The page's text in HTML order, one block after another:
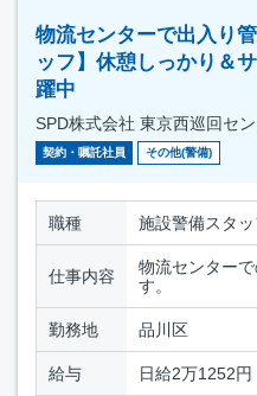
物流センターで出入り
ッフ】休憩しっかり＆
躍中
SPD株式会社 東京西巡回セ
契約・嘱託社員 その他(警備)
職種 施設警備スタッ
仕事内容
物流センター
す。
勤務地 品川区
給与 日給2万1252円